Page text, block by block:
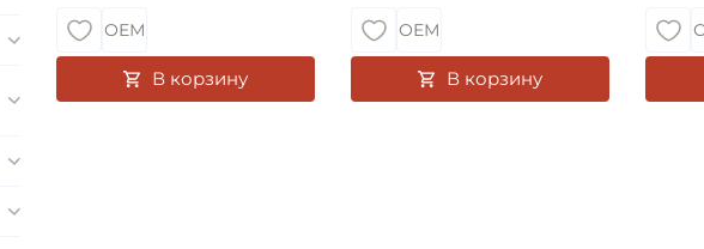
ОЕМ
В корзину
ОЕМ
В корзину